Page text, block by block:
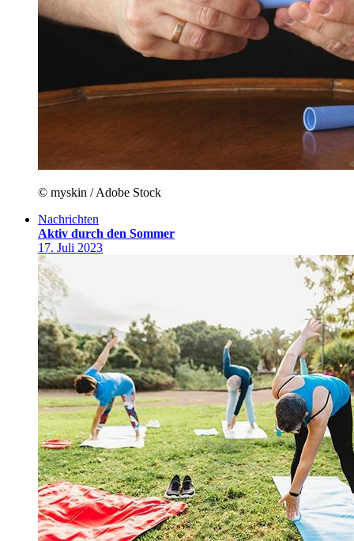
© myskin / Adobe Stock
Nachrichten
Aktiv durch den Sommer
17. Juli 2023